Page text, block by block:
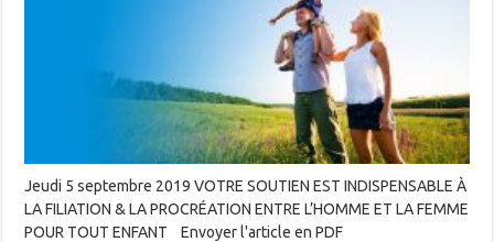
Jeudi 5 septembre 2019 VOTRE SOUTIEN EST INDISPENSABLE À
LA FILIATION & LA PROCRÉATION ENTRE L’HOMME ET LA FEMME
POUR TOUT ENFANT Envoyer l'article en PDF